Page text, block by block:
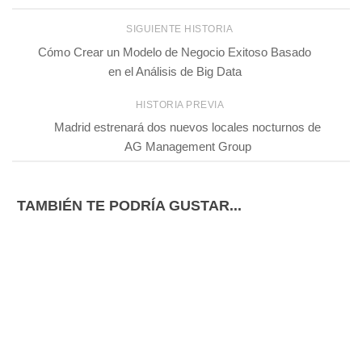
SIGUIENTE HISTORIA
Cómo Crear un Modelo de Negocio Exitoso Basado
en el Análisis de Big Data
HISTORIA PREVIA
Madrid estrenará dos nuevos locales nocturnos de
AG Management Group
TAMBIÉN TE PODRÍA GUSTAR...